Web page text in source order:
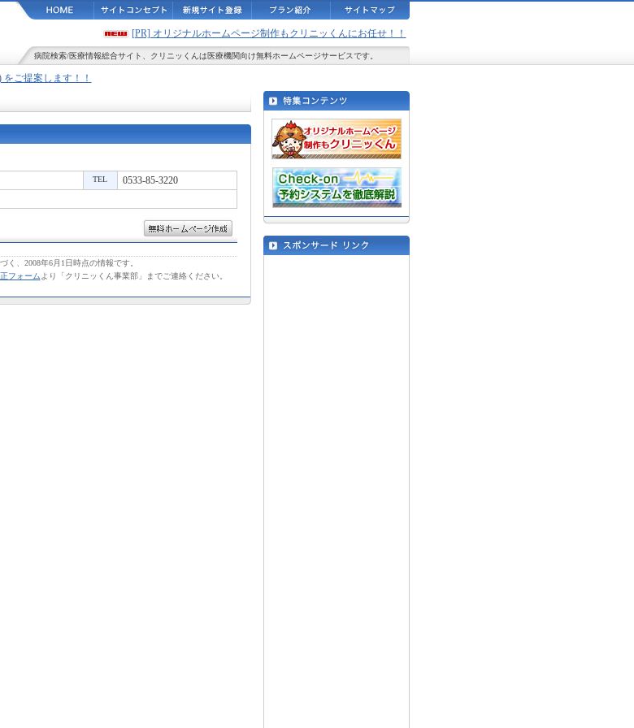
[PR] オリジナルホームページ制作もクリニッくんにお任せ！！
病院検索/医療情報総合サイト、 クリニッくん は医療機関向け無料ホームページサービスです。
ご提案します！！
TEL 0533-85-3220
、2008年6月1日時点の情報です。
フォーム より「クリニッくん事業部」までご連絡ください。